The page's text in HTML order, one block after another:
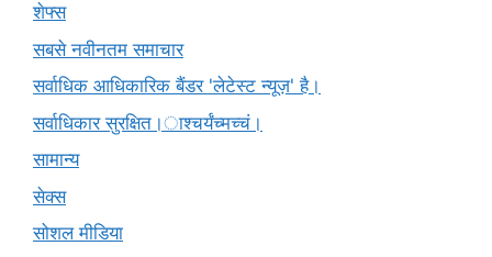
शेफ्स
सबसे नवीनतम समाचार
सर्वाधिक आधिकारिक बैंडर 'लेटेस्ट न्यूज़' है।
सर्वाधिकार सुरक्षित।ाश्चर्यंच्मच्चं।
सामान्य
सेक्स
सोशल मीडिया